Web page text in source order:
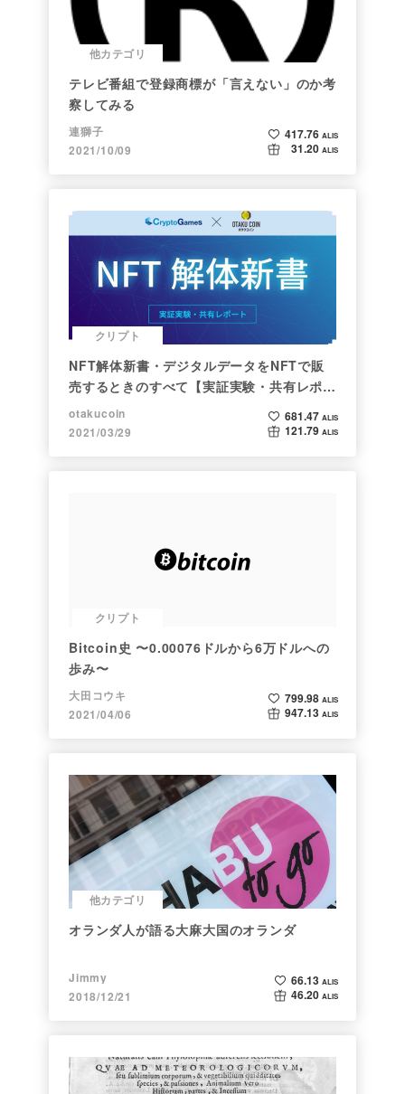
他カテゴリ
テレビ番組で登録商標が「言えない」のか考
察してみる
連獅子
2021/10/09
417.76 ALIS
31.20 ALIS
クリプト
NFT解体新書・デジタルデータをNFTで販
売するときのすべて【実証実験・共有レポー
ト】
otakucoin
2021/03/29
681.47 ALIS
121.79 ALIS
クリプト
Bitcoin史 〜0.00076ドルから6万ドルへの
歩み〜
大田コウキ
2021/04/06
799.98 ALIS
947.13 ALIS
他カテゴリ
オランダ人が語る大麻大国のオランダ
Jimmy
2018/12/21
66.13 ALIS
46.20 ALIS